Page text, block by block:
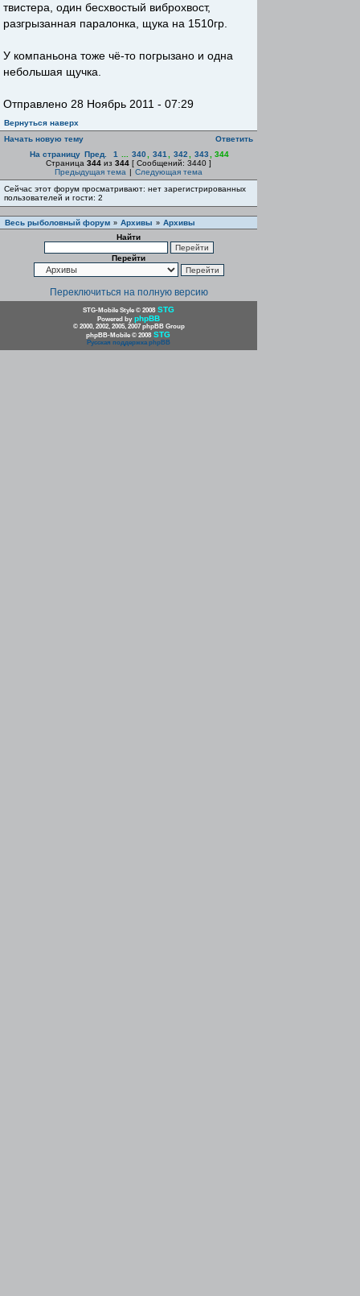
твистера, один бесхвостый виброхвост,
разгрызанная паралонка, щука на 1510гр.
У компаньона тоже чё-то погрызано и одна
небольшая щучка.
Отправлено 28 Ноябрь 2011 - 07:29
Вернуться наверх
Начать новую тему
Ответить
На страницу Пред. 1 340 341 342 343
344
Страница 344 из 344 [ Сообщений: 3440 ]
Предыдущая тема | Следующая тема
Сейчас этот форум просматривают: нет зарегистрированных
пользователей и гости: 2
Весь рыболовный форум » Архивы » Архивы
Найти
Перейти
Переключиться на полную версию
STG-Mobile Style © 2008 STG
Powered by phpBB
© 2000, 2002, 2005, 2007 phpBB Group
phpBB-Mobile © 2008 STG
Русская поддержка phpBB